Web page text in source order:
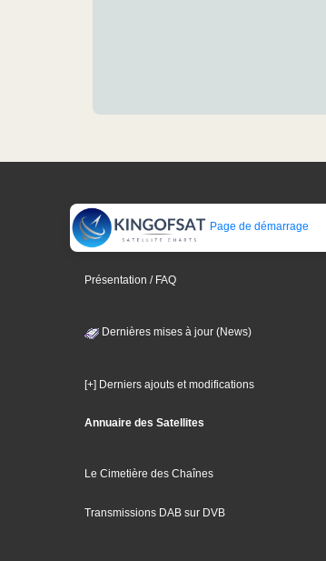
Page de démarrage
Présentation / FAQ
Dernières mises à jour (News)
[+] Derniers ajouts et modifications
Annuaire des Satellites
Le Cimetière des Chaînes
Transmissions DAB sur DVB